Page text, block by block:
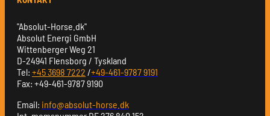
"Absolut-Horse.dk"
Absolut Energi GmbH
Wittenberger Weg 21
D-24941 Flensborg / Tyskland
Tel: +45 3698 7222 /+49-461-9787 9191
Fax: +49-461-9787 9190
Email: info@absolut-horse.dk